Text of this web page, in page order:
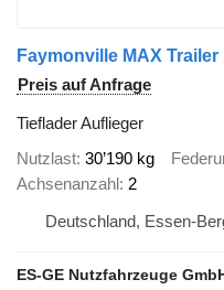
Faymonville MAX
Preis auf Anfrage
Tieflader Auflieger
Nutzlast 30’190 kg
Achsenanzahl 2
Deutschland, Essen-
ES-GE Nutzfahrzeuge